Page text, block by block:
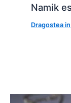
Namik
Dragostea